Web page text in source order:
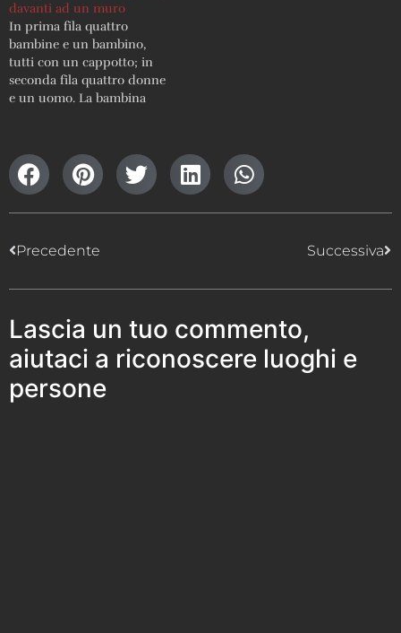
davanti ad un muro
In prima fila quattro
bambine e un bambino,
tutti con un cappotto; in
seconda fila quattro donne
e un uomo. La bambina
; lastra non esistente ;
stampa visionabile in loco
Precedente Successiva
Lascia un tuo commento,
aiutaci a riconoscere luoghi e
persone